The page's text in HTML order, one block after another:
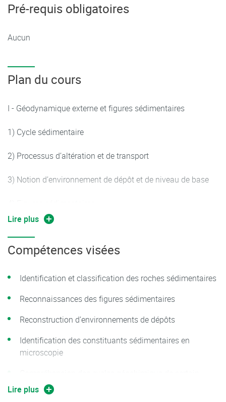
Pré-requis obligatoires
Aucun
Plan du cours
I - Géodynamique externe et figures sédimentaires
1) Cycle sédimentaire
2) Processus d’altération et de transport
3) Notion d’environnement de dépôt et de niveau de base
II - Environnements de dépôt continentaux
1) Les systèmes glaciaires et périglaciaires
2) Les systèmes fluviatiles
3) Les systèmes lacustres
4) Les systèmes éoliens
III - Environnements de dépôts littoraux
2) Les environnements dominés par la houle et la marée
Lire plus
Compétences visées
Identification et classification des roches sédimentaires
Reconnaissances des figures sédimentaires
Reconstruction d’environnements de dépôts
Identification des constituants sédimentaires en
microscopie
élément (O, C)
Lire plus